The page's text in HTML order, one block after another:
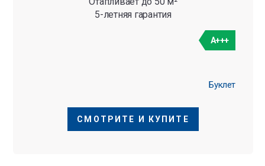
5-летняя гарантия
A+++
Буклет
СМОТРИТЕ И КУПИТЕ